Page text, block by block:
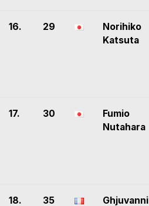
16. 29
Norihiko
Katsuta
17. 30
Fumio
Nutahara
18. 35
Ghjuvanni